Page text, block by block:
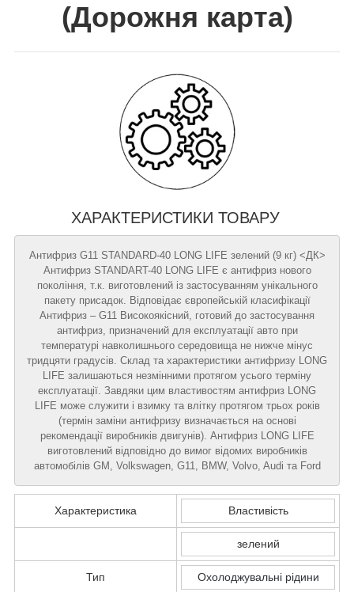
(Дорожня карта)
ХАРАКТЕРИСТИКИ ТОВАРУ
Антифриз G11 STANDARD-40 LONG LIFE зелений (9 кг) <ДК>
Антифриз STANDART-40 LONG LIFE є антифриз нового
покоління, т.к. виготовлений із застосуванням унікального
пакету присадок. Відповідає європейській класифікації
Антифриз – G11 Високоякісний, готовий до застосування
антифриз, призначений для експлуатації авто при
температурі навколишнього середовища не нижче мінус
тридцяти градусів. Склад та характеристики антифризу LONG
LIFE залишаються незмінними протягом усього терміну
експлуатації. Завдяки цим властивостям антифриз LONG
LIFE може служити і взимку та влітку протягом трьох років
(термін заміни антифризу визначається на основі
рекомендації виробників двигунів). Антифриз LONG LIFE
виготовлений відповідно до вимог відомих виробників
автомобілів GM, Volkswagen, G11, BMW, Volvo, Audi та Ford
Характеристика Властивість
зелений
Тип Охолоджувальні рідини